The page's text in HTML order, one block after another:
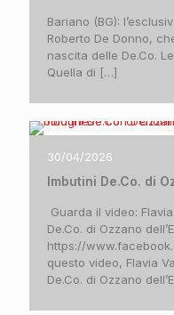
Bariano (BG):
Roberto De Donno,
nascita delle De.Co.
Quella di […]
30/04/2026
Imbutini De.Co. di
Guarda il video:
De.Co. di Ozzano
https://
questo video, Flavia
De.Co. di Ozzano